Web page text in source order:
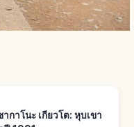
กาโนะ เกียวโต: หุบเขา